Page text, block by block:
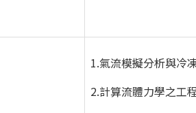
1.氣流模擬分析與冷
2.計算流體力學之工